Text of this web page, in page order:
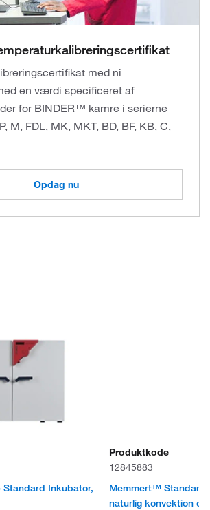
med ni
en værdi specificeret af
for BINDER™ kamre i serierne
M, FDL, MK, MKT, BD, BF, KB, C,
Opdag nu
Inkubator,
Produktkode
12845883
Memmert™
naturlig konvektion